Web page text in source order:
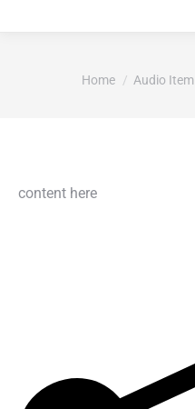
Je bent hier:
Home Audio Item
content here